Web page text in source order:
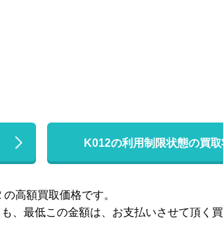
K012の利用制限状態の買
高額買取価格です。
、最低この金額は、お支払いさせて頂く買